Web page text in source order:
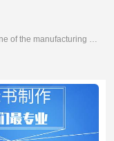
Development, design, production and sales in one of the manufacturing enterprises